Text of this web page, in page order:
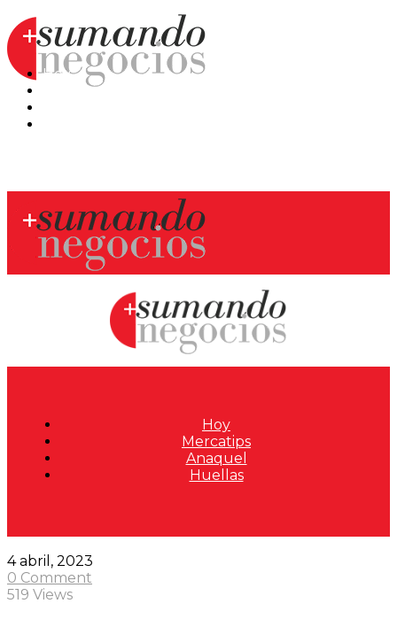
Hoy
Mercatips
Hoy
Mercatips
Anaquel
Huellas
4 abril, 2023
0 Comment
519 Views